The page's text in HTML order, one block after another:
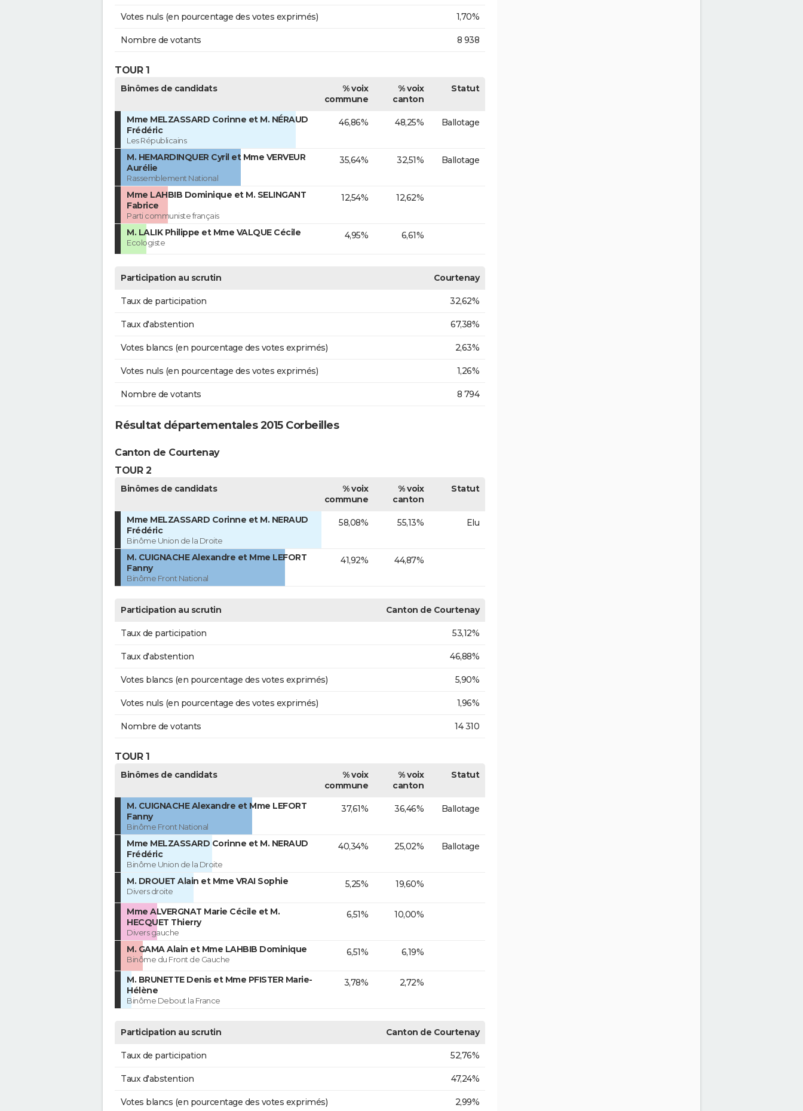
Votes nuls (en pourcentage des votes exprimés) 1,70%
Nombre de votants 8 938
TOUR 1
Binômes de candidats
% voix
commune
% voix
canton
Statut
Mme MELZASSARD Corinne et M. NÉRAUD
Frédéric
Les Républicains
46,86% 48,25% Ballotage
M. HEMARDINQUER Cyril et Mme VERVEUR
Aurélie
Rassemblement National
35,64% 32,51% Ballotage
Mme LAHBIB Dominique et M. SELINGANT
Fabrice
Parti communiste français
12,54% 12,62%
M. LALIK Philippe et Mme VALQUE Cécile
Ecologiste
4,95% 6,61%
Participation au scrutin Courtenay
Taux de participation 32,62%
Taux d'abstention 67,38%
Votes blancs (en pourcentage des votes exprimés) 2,63%
Votes nuls (en pourcentage des votes exprimés) 1,26%
Nombre de votants 8 794
Résultat départementales 2015 Corbeilles
Canton de Courtenay
TOUR 2
Binômes de candidats
% voix
commune
% voix
canton
Statut
Mme MELZASSARD Corinne et M. NERAUD
Frédéric
Binôme Union de la Droite
58,08% 55,13% Elu
M. CUIGNACHE Alexandre et Mme LEFORT
Fanny
Binôme Front National
41,92% 44,87%
Participation au scrutin Canton de Courtenay
Taux de participation 53,12%
Taux d'abstention 46,88%
Votes blancs (en pourcentage des votes exprimés) 5,90%
Votes nuls (en pourcentage des votes exprimés) 1,96%
Nombre de votants 14 310
TOUR 1
Binômes de candidats
% voix
commune
% voix
canton
Statut
M. CUIGNACHE Alexandre et Mme LEFORT
Fanny
Binôme Front National
37,61% 36,46% Ballotage
Mme MELZASSARD Corinne et M. NERAUD
Frédéric
Binôme Union de la Droite
40,34% 25,02% Ballotage
M. DROUET Alain et Mme VRAI Sophie
Divers droite
5,25% 19,60%
Mme ALVERGNAT Marie Cécile et M.
HECQUET Thierry
Divers gauche
6,51% 10,00%
M. GAMA Alain et Mme LAHBIB Dominique
Binôme du Front de Gauche
6,51% 6,19%
M. BRUNETTE Denis et Mme PFISTER Marie-
Hélène
Binôme Debout la France
3,78% 2,72%
Participation au scrutin Canton de Courtenay
Taux de participation 52,76%
Taux d'abstention 47,24%
Votes blancs (en pourcentage des votes exprimés) 2,99%